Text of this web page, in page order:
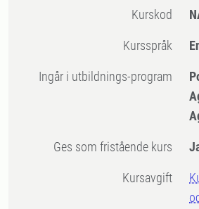
Kurskod
Kursspråk
Ingår i utbildnings-program
Ges som fristående kurs
Kursavgift